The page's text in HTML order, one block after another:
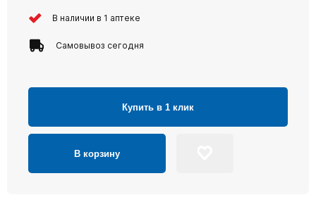
В наличии в 1 аптеке
Самовывоз сегодня
Купить в 1 клик
В корзину